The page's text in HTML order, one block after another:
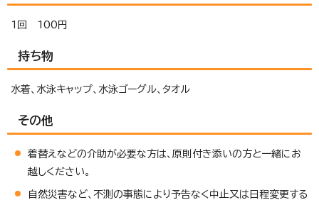
1回 100円
持ち物
水着、水泳キャップ、水泳ゴーグル、タオル
その他
着替えなどの介助が必要な方は、原則付き添いの方と一緒にお
越しください。
自然災害など、不測の事態により予告なく中止又は日程変更する